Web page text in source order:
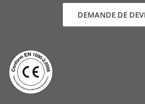
DEMANDE DE